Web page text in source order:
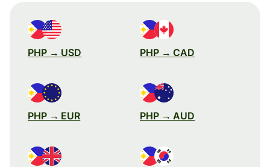
PHP → USD PHP → CAD
PHP → EUR PHP → AUD